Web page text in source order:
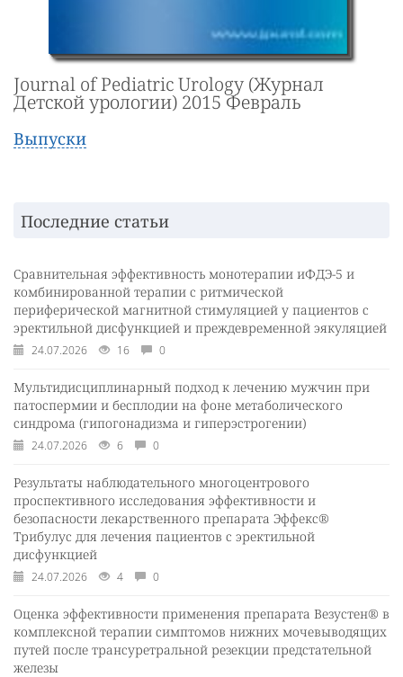
Journal of Pediatric Urology (Журнал
Детской урологии) 2015 Февраль
Выпуски
Последние статьи
Сравнительная эффективность монотерапии иФДЭ-5 и
комбинированной терапии с ритмической
периферической магнитной стимуляцией у пациентов с
эректильной дисфункцией и преждевременной эякуляцией
24.07.2026 16 0
Мультидисциплинарный подход к лечению мужчин при
патоспермии и бесплодии на фоне метаболического
синдрома (гипогонадизма и гиперэстрогении)
24.07.2026 6 0
Результаты наблюдательного многоцентрового
проспективного исследования эффективности и
безопасности лекарственного препарата Эффекс®
Трибулус для лечения пациентов с эректильной
дисфункцией
24.07.2026 4 0
Оценка эффективности применения препарата Везустен® в
комплексной терапии симптомов нижних мочевыводящих
путей после трансуретральной резекции предстательной
железы